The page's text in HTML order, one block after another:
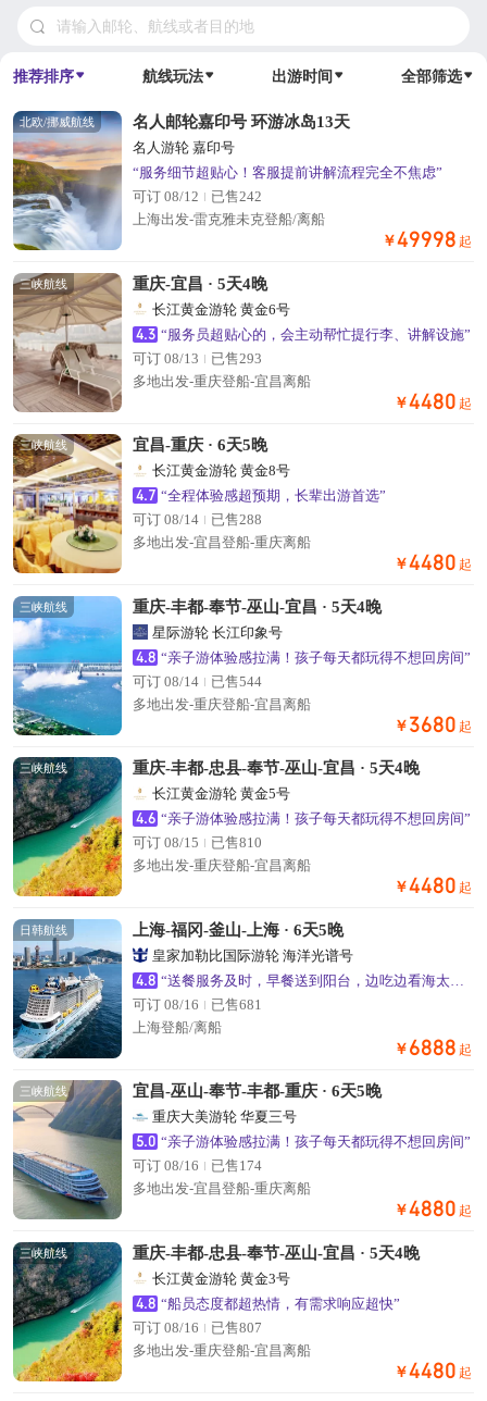
请输入邮轮、航线或者目的地
推荐排序 航线玩法 出游时间 全部筛选
北欧/挪威航线 名人邮轮嘉印号 环游冰岛13天
名人游轮 嘉印号
“服务细节超贴心！客服提前讲解流程完全不焦虑”
可订 08/12
已售242
上海出发-雷克雅未克登船/离船
￥49998 起
三峡航线 重庆-宜昌 · 5天4晚
长江黄金游轮 黄金6号
4.3 “服务员超贴心的，会主动帮忙提行李、讲解设施”
可订 08/13
已售293
多地出发-重庆登船-宜昌离船
￥4480 起
三峡航线 宜昌-重庆 · 6天5晚
长江黄金游轮 黄金8号
4.7 “全程体验感超预期，长辈出游首选”
可订 08/14
已售288
多地出发-宜昌登船-重庆离船
￥4480 起
三峡航线 重庆-丰都-奉节-巫山-宜昌 · 5天4晚
星际游轮 长江印象号
4.8 “亲子游体验感拉满！孩子每天都玩得不想回房间”
可订 08/14
已售544
多地出发-重庆登船-宜昌离船
￥ 3680 起
三峡航线 重庆-丰都-忠县-奉节-巫山-宜昌 · 5天4晚
长江黄金游轮 黄金5号
4.6 “亲子游体验感拉满！孩子每天都玩得不想回房间”
可订 08/15
已售810
多地出发-重庆登船-宜昌离船
￥4480 起
日韩航线 上海-福冈-釜山-上海 · 6天5晚
皇家加勒比国际游轮 海洋光谱号
4.8
可订 08/16
已售681
上海登船/离船
￥ 6888 起
三峡航线 宜昌-巫山-奉节-丰都-重庆 · 6天5晚
重庆大美游轮 华夏三号
5.0 “亲子游体验感拉满！孩子每天都玩得不想回房间”
可订 08/16
已售174
多地出发-宜昌登船-重庆离船
￥4880 起
三峡航线 重庆-丰都-忠县-奉节-巫山-宜昌 · 5天4晚
长江黄金游轮 黄金3号
4.8 “船员态度都超热情，有需求响应超快”
可订 08/16
已售807
多地出发-重庆登船-宜昌离船
￥4480 起